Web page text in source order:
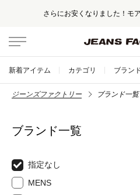
さらにお安くなりました！モ
新着アイテム カテゴリ ブラン
ジーンズファクトリー ブランド一覧
ブランド一覧
指定なし
MENS